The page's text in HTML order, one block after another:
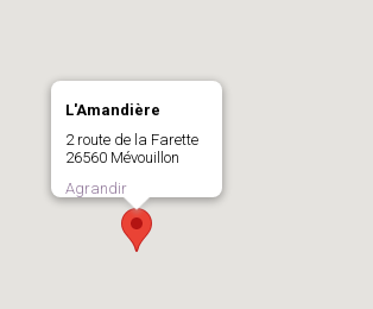
L'Amandière
2 route de la Farette
26560 Mévouillon
Agrandir